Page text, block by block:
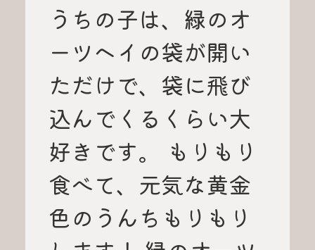
うちの子は、緑のオ
ーツヘイの袋が開い
ただけで、袋に飛び
込んでくるくらい大
好きです。 もりもり
食べて、元気な黄金
色のうんちもりもり